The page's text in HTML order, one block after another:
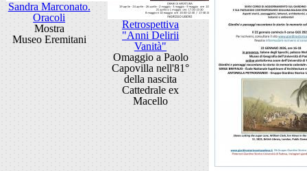
Retrospettiva
"Anni Delirii
Vanità"
Omaggio a Paolo
Capovilla nell'81°
della nascita
Cattedrale ex
Macello
Sandra Marconato.
Oracoli
Mostra
Museo Eremitani